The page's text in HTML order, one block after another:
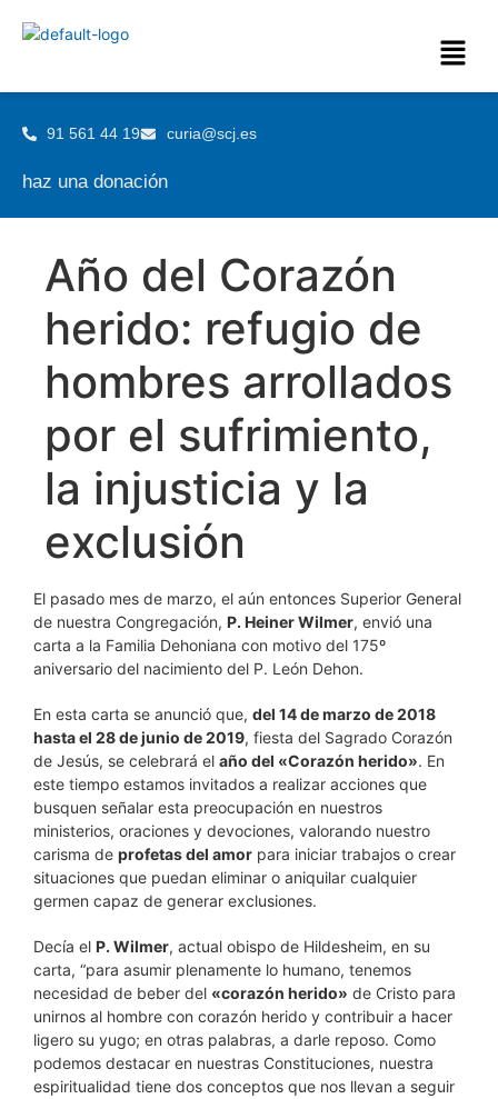
91 561 44 19 curia@scj.es
haz una donación
Año del Corazón
herido: refugio de
hombres arrollados
por el sufrimiento,
la injusticia y la
exclusión
El pasado mes de marzo, el aún entonces Superior General
de nuestra Congregación, P. Heiner Wilmer, envió una
carta a la Familia Dehoniana con motivo del 175º
aniversario del nacimiento del P. León Dehon.
En esta carta se anunció que, del 14 de marzo de 2018
hasta el 28 de junio de 2019, fiesta del Sagrado Corazón
de Jesús, se celebrará el año del «Corazón herido». En
este tiempo estamos invitados a realizar acciones que
busquen señalar esta preocupación en nuestros
ministerios, oraciones y devociones, valorando nuestro
carisma de profetas del amor para iniciar trabajos o crear
situaciones que puedan eliminar o aniquilar cualquier
germen capaz de generar exclusiones.
Decía el P. Wilmer, actual obispo de Hildesheim, en su
carta, “para asumir plenamente lo humano, tenemos
necesidad de beber del «corazón herido» de Cristo para
unirnos al hombre con corazón herido y contribuir a hacer
ligero su yugo; en otras palabras, a darle reposo. Como
podemos destacar en nuestras Constituciones, nuestra
espiritualidad tiene dos conceptos que nos llevan a seguir